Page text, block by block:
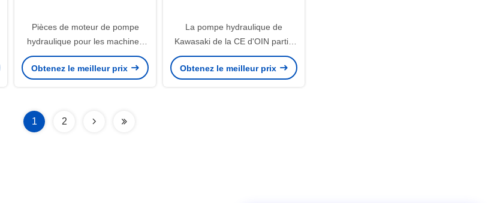
Pièces de moteur de pompe
hydraulique pour les machines
de construction NV172 NV210
NV270 NV237
Obtenez le meilleur prix
La pompe hydraulique de
Kawasaki de la CE d'OIN partie
le remplacement de K3V140
K3V160 K3V280
Obtenez le meilleur prix
1 2